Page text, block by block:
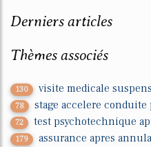
Derniers articles
Thèmes associés
130 visite medicale
78 stage accelere conduite
72 test psychotechnique
179 assurance apres